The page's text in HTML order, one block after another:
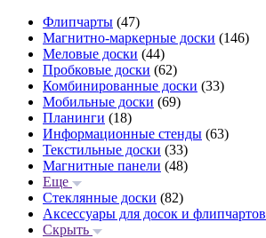
Флипчарты (47)
Магнитно-маркерные доски (146)
Меловые доски (44)
Пробковые доски (62)
Комбинированные доски (33)
Мобильные доски (69)
Планинги (18)
Информационные стенды (63)
Текстильные доски (33)
Магнитные панели (48)
Еще
Стеклянные доски (82)
Аксессуары для досок и флипчартов
Скрыть